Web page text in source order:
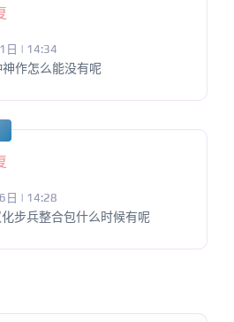
日 | 14:34
作怎么能没有呢
日 | 14:28
步兵整合包什么时候有呢